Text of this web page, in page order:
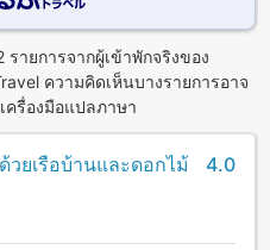
ายการจากผู้เข้าพักจริงของ
ความคิดเห็นบางรายการอาจ
ครื่องมือแปลภาษา
วยเรือบ้านและดอกไม้
4.0